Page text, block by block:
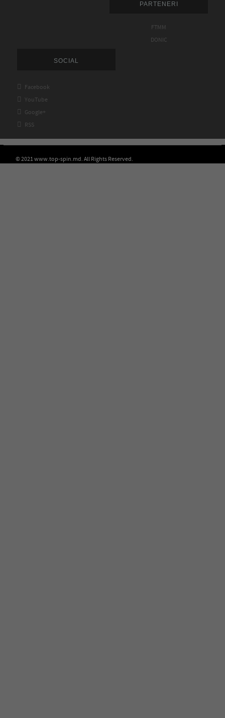
PARTENERI
FTMM
DONIC
SOCIAL
 Facebook
 YouTube
 Google+
 RSS
© 2021 www.top-spin.md. All Rights Reserved.